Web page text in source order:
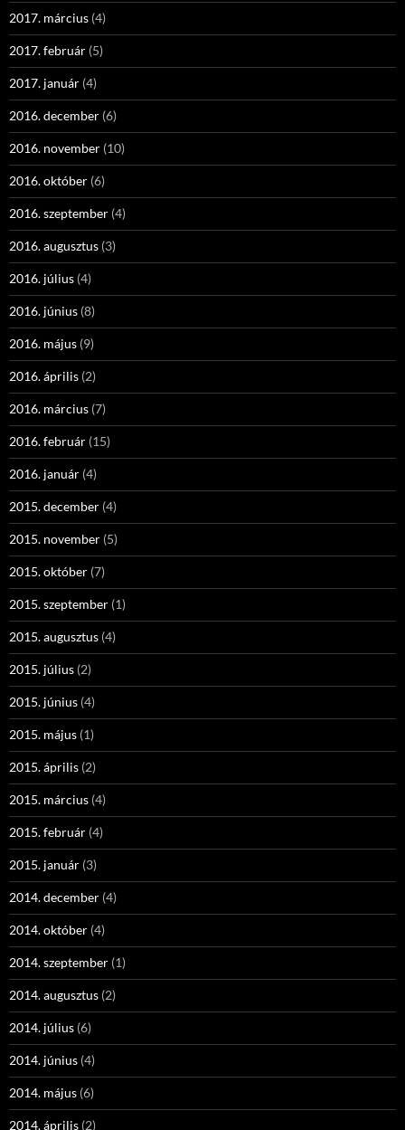
2017. március (4)
2017. február (5)
2017. január (4)
2016. december (6)
2016. november (10)
2016. október (6)
2016. szeptember (4)
2016. augusztus (3)
2016. július (4)
2016. június (8)
2016. május (9)
2016. április (2)
2016. március (7)
2016. február (15)
2016. január (4)
2015. december (4)
2015. november (5)
2015. október (7)
2015. szeptember (1)
2015. augusztus (4)
2015. július (2)
2015. június (4)
2015. május (1)
2015. április (2)
2015. március (4)
2015. február (4)
2015. január (3)
2014. december (4)
2014. október (4)
2014. szeptember (1)
2014. augusztus (2)
2014. július (6)
2014. június (4)
2014. május (6)
2014. április (2)